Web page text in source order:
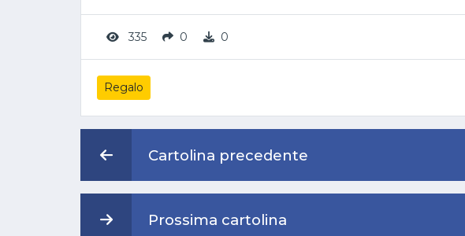
335 0 0
Regalo
Cartolina precedente
Prossima cartolina